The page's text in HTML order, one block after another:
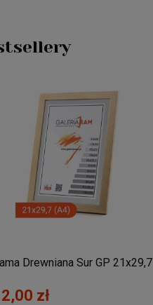
Drewniana Sur GP 21x29,7
zł